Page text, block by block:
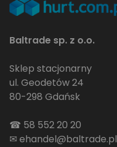
Baltrade sp. z o.o.
Sklep stacjonarny
ul. Geodetów 24
80-298 Gdańsk
☎ 58 552 20 20
✉ehandel@baltrade.pl